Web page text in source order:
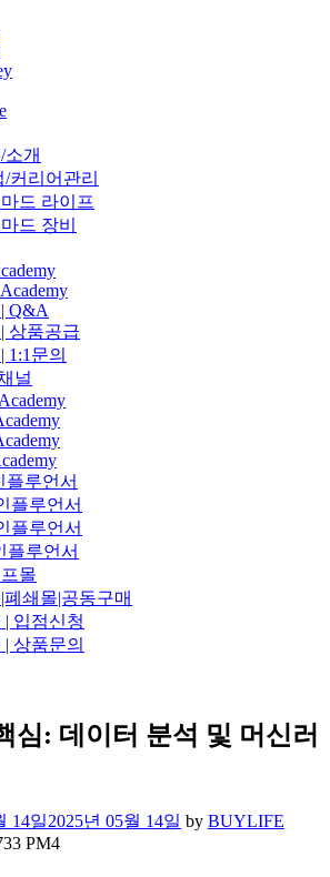
개
커리어관리
드 라이프
드 장비
Q&A
상품공급
문의
널
플루언서
플루언서
플루언서
플루언서
몰
쇄몰|공동구매
입점신청
상품문의
심: 데이터 분석 및 머신러
14일2025년 05월 14일 by BUYLIFE